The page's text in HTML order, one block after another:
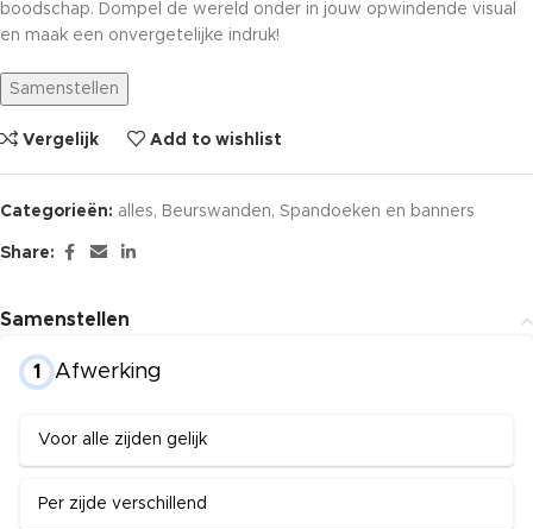
boodschap. Dompel de wereld onder in jouw opwindende visual
en maak een onvergetelijke indruk!
Samenstellen
Vergelijk Add to wishlist
Categorieën: alles, Beurswanden, Spandoeken en banners
Share:
Samenstellen
1 Afwerking
Voor alle zijden gelijk
Per zijde verschillend